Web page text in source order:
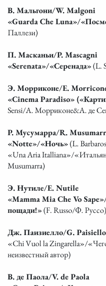
В. Мальгони/W. Malgoni
«Guarda Che Luna»/
Паллези)
П. Масканьи/P. Mascagni
«Serenata»/«Серенада»(L.
Э. Морриконе/E.
«Cinema Paradiso»
Sensi/А. Морриконе&А. де
Р. Мусумарра/R.
«Notte»/«Ночь»(L.
«Una Aria Italliana»/
Musumarra)
Э. Нутиле/E. Nutile
«Mamma Mia Che Vo
пощади!»(F. Russo/Ф. Руссо)
Дж. Паизиелло/G. Paisiello
«Chi Vuol la Zingarella»/
неизвестный автор)
В. де Паола/V. de Paola